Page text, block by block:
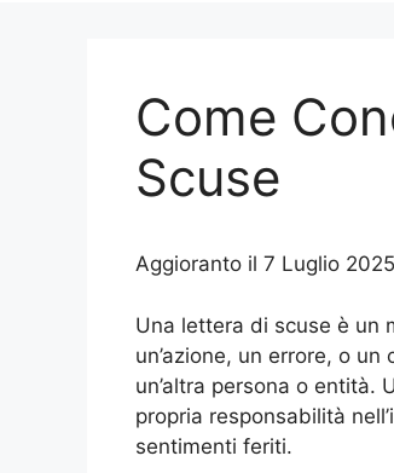
Come
Scuse
Aggioranto il 7 Luglio
Una lettera di scuse è un
un’azione, un errore, o
un’altra persona o entità.
propria responsabilità
sentimenti feriti.